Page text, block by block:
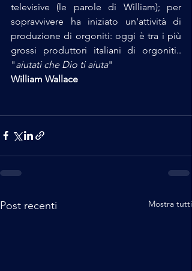
televisive (le parole di William); per
sopravvivere ha iniziato un'attività di
produzione di orgoniti: oggi è tra i più
grossi produttori italiani di orgoniti..
"aiutati che Dio ti aiuta"
William Wallace
Post recenti Mostra tutti